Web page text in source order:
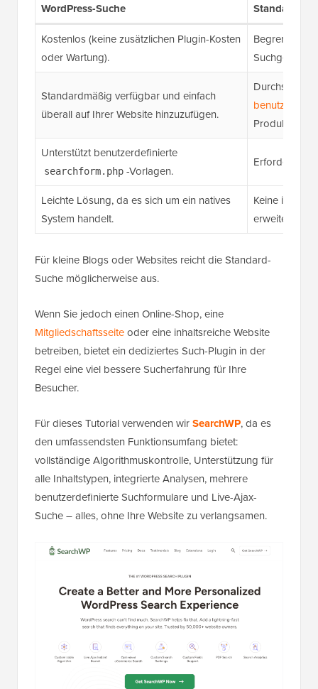
WordPress-Suche
Standard-
Kostenlos (keine zusätzlichen Plugin-Kosten
oder Wartung).
Begrenzte
Standardmäßig verfügbar und einfach
überall auf Ihrer Website hinzuzufügen.
Durchsucht
Unterstützt benutzerdefinierte
searchform.php -Vorlagen.
Erfordert
Leichte Lösung, da es sich um ein natives
System handelt.
Keine
erweiterten
Für kleine Blogs oder Websites reicht die Standard-
Suche möglicherweise aus.
Wenn Sie jedoch einen Online-Shop, eine
Mitgliedschaftsseiteoder eine inhaltsreiche Website
betreiben, bietet ein dediziertes Such-Plugin in der
Regel eine viel bessere Sucherfahrung für Ihre
Besucher.
Für dieses Tutorial verwenden wirSearchWP, da es
den umfassendsten Funktionsumfang bietet:
vollständige Algorithmuskontrolle, Unterstützung für
alle Inhaltstypen, integrierte Analysen, mehrere
benutzerdefinierte Suchformulare und Live-Ajax-
Suche – alles, ohne Ihre Website zu verlangsamen.